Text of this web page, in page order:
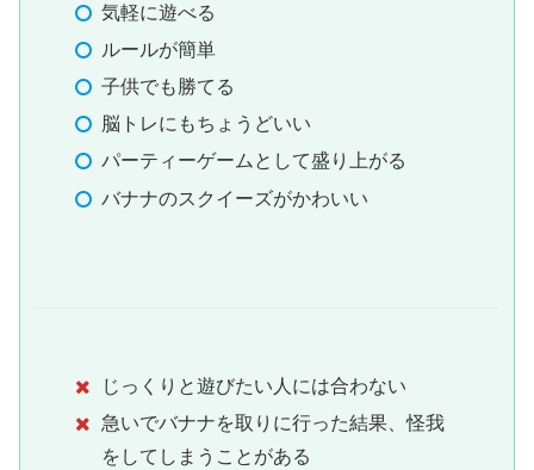
気軽に遊べる
ルールが簡単
子供でも勝てる
脳トレにもちょうどいい
パーティーゲームとして盛り上がる
バナナのスクイーズがかわいい
じっくりと遊びたい人には合わない
急いでバナナを取りに行った結果、怪我
をしてしまうことがある